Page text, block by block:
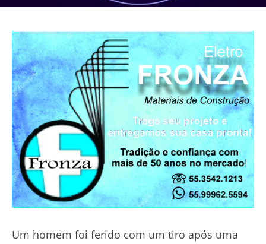
Um homem foi ferido com um tiro após uma